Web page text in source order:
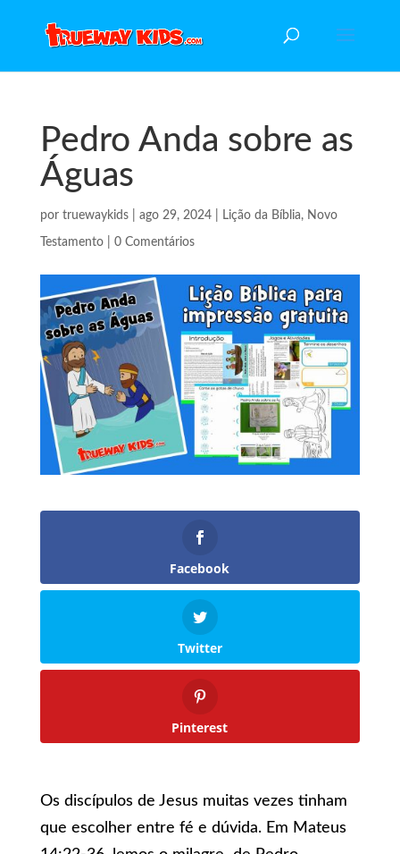
Pedro Anda sobre as
Águas
por truewaykids| ago 29, 2024| Lição da Bíblia, Novo
Testamento| 0 Comentários
Facebook
Twitter
Pinterest
Os discípulos de Jesus muitas vezes tinham
que escolher entre fé e dúvida. Em Mateus